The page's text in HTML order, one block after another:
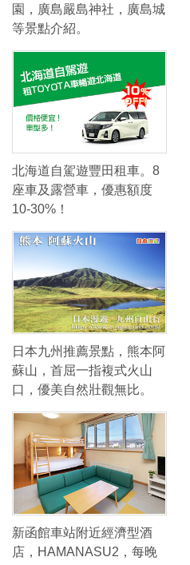
園，廣島嚴島神社，廣島城
等景點介紹。
北海道自駕遊豐田租車。8
座車及露營車，優惠額度
10-30%！
日本九州推薦景點，熊本阿
蘇山，首屈一指複式火山
口，優美自然壯觀無比。
新函館車站附近經濟型酒
店，HAMANASU2，每晚